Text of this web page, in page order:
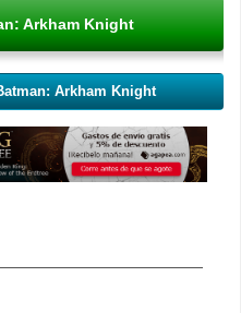
Arkham Knight
Arkham Knight